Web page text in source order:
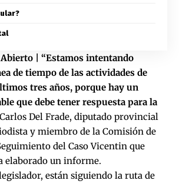
Abierto | “Estamos intentando
de tiempo de las actividades de
tres años, porque hay un
que debe tener respuesta para la
Del Frade, diputado provincial
y miembro de la Comisión de
del Caso Vicentin que
elaborado un informe.
están siguiendo la ruta de